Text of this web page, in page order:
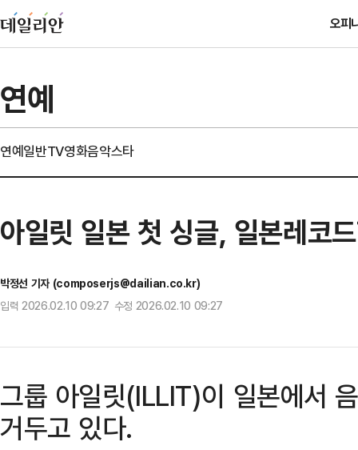
오피
연예
연예일반TV영화음악스타
아일릿 일본 첫 싱글, 일본레코
박정선 기자 (composerjs@dailian.co.kr)
입력 2026.02.10 09:27 수정 2026.02.10 09:27
그룹 아일릿(ILLIT)이 일본에서
거두고 있다.